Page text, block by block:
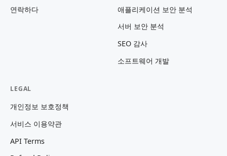
연락하다
애플리케이션 보안 분석
서버 보안 분석
SEO 감사
소프트웨어 개발
LEGAL
개인정보 보호정책
서비스 이용약관
API Terms